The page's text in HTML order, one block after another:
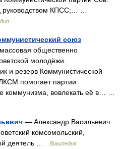
руководством КПСС;… …
союз
общественно
советской молодёжи.
и резерв Коммунистической
помогает партии
коммунизма, вовлекать её в… …
— Александр Васильевич
комсомольский,
деятель …
Википедия